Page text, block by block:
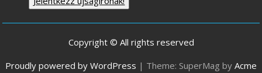
Copyright © All rights reserved
Proudly powered by WordPress | Theme: SuperMag by Acme